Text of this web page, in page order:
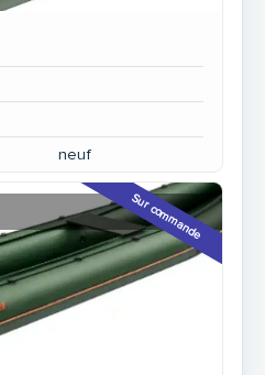
neuf
Sur commande